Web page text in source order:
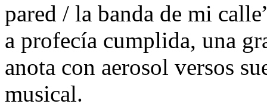
pared / la banda de mi
a profecía cumplida, una
anota con aerosol versos
musical.